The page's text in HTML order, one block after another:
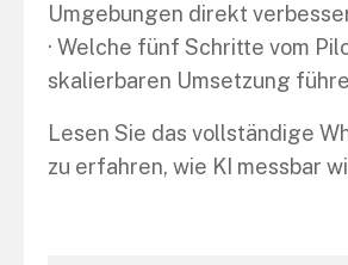
Umgebungen direkt
· Welche fünf Schritte vom
skalierbaren Umsetzung
Lesen Sie das vollständige
zu erfahren, wie KI messbar